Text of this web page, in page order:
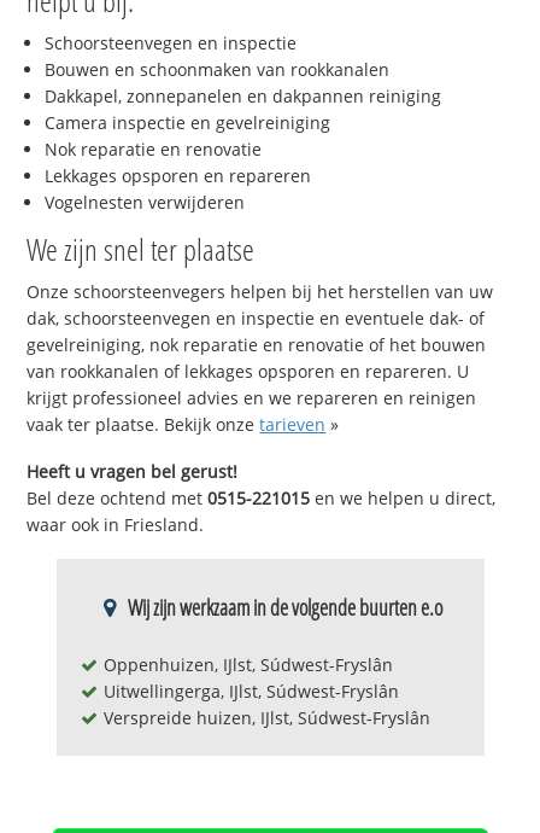
Schoorsteenvegen en inspectie
Bouwen en schoonmaken van rookkanalen
Dakkapel, zonnepanelen en dakpannen reiniging
Camera inspectie en gevelreiniging
Nok reparatie en renovatie
Lekkages opsporen en repareren
Vogelnesten verwijderen
We zijn snel ter plaatse
Onze schoorsteenvegers helpen bij het herstellen van uw
dak, schoorsteenvegen en inspectie en eventuele dak- of
gevelreiniging, nok reparatie en renovatie of het bouwen
van rookkanalen of lekkages opsporen en repareren. U
krijgt professioneel advies en we repareren en reinigen
vaak ter plaatse. Bekijk onzetarieven »
Heeft u vragen bel gerust!
Bel deze ochtend met0515-221015 en we helpen u direct,
waar ook in Friesland.
Wij zijn werkzaam in de volgende buurten e.o
Oppenhuizen, IJlst, Súdwest-Fryslân
Uitwellingerga, IJlst, Súdwest-Fryslân
Verspreide huizen, IJlst, Súdwest-Fryslân